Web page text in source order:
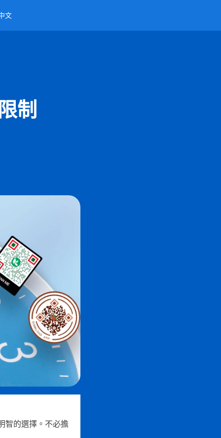
文
制
智的選擇。不必擔